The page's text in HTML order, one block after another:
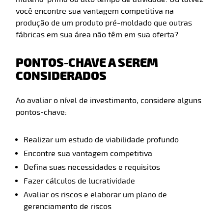
você encontre sua vantagem competitiva na
produção de um produto pré-moldado que outras
fábricas em sua área não têm em sua oferta?
PONTOS-CHAVE A SEREM
CONSIDERADOS
Ao avaliar o nível de investimento, considere alguns
pontos-chave:
Realizar um estudo de viabilidade profundo
Encontre sua vantagem competitiva
Defina suas necessidades e requisitos
Fazer cálculos de lucratividade
Avaliar os riscos e elaborar um plano de
gerenciamento de riscos